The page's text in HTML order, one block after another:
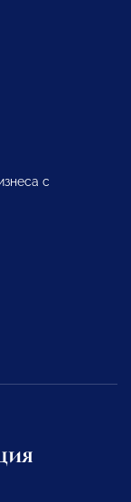
с